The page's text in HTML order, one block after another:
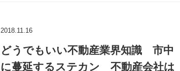
2018.11.16
どうでもいい不動産業界知識 市中
に蔓延するステカン 不動産会社は